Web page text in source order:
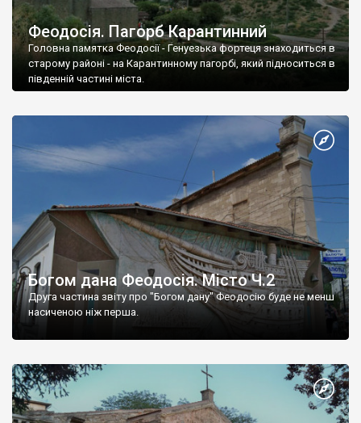
Феодосія. Пагорб Карантинний
Головна памятка Феодосії - Генуезька фортеця знаходиться в
старому районі - на Карантинному пагорбі, який підноситься в
південній частині міста.
Богом дана Феодосія. Місто Ч.2
Друга частина звіту про "Богом дану" Феодосію буде не менш
насиченою ніж перша.